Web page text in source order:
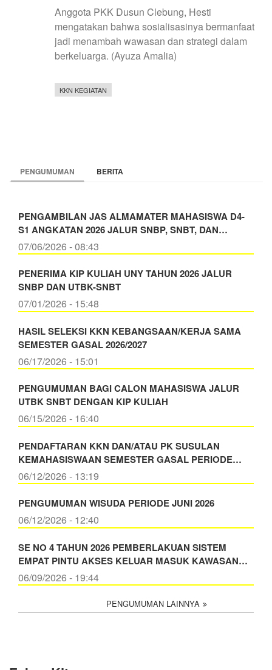
Anggota PKK Dusun Clebung, Hesti
mengatakan bahwa sosialisasinya bermanfaat
jadi menambah wawasan dan strategi dalam
berkeluarga. (Ayuza Amalia)
KKN KEGIATAN
PENGUMUMAN BERITA
PENGAMBILAN JAS ALMAMATER MAHASISWA D4-
S1 ANGKATAN 2026 JALUR SNBP, SNBT, DAN…
07/06/2026 - 08:43
PENERIMA KIP KULIAH UNY TAHUN 2026 JALUR
SNBP DAN UTBK-SNBT
07/01/2026 - 15:48
HASIL SELEKSI KKN KEBANGSAAN/KERJA SAMA
SEMESTER GASAL 2026/2027
06/17/2026 - 15:01
PENGUMUMAN BAGI CALON MAHASISWA JALUR
UTBK SNBT DENGAN KIP KULIAH
06/15/2026 - 16:40
PENDAFTARAN KKN DAN/ATAU PK SUSULAN
KEMAHASISWAAN SEMESTER GASAL PERIODE…
06/12/2026 - 13:19
PENGUMUMAN WISUDA PERIODE JUNI 2026
06/12/2026 - 12:40
SE NO 4 TAHUN 2026 PEMBERLAKUAN SISTEM
EMPAT PINTU AKSES KELUAR MASUK KAWASAN…
06/09/2026 - 19:44
PENGUMUMAN LAINNYA